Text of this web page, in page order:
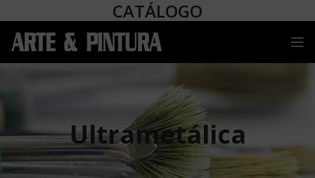
CATÁLOGO
Ultrametálica